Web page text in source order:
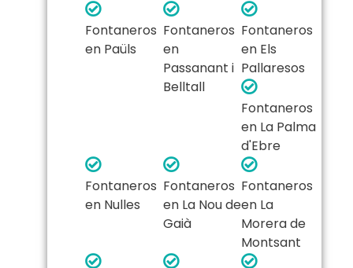
Fontaneros
en Paüls
Fontaneros
en
Passanant i
Belltall
Fontaneros
en Els
Pallaresos
Fontaneros
en La Palma
d'Ebre
Fontaneros
en Nulles
Fontaneros
en La Nou de
Gaià
Fontaneros
en La
Morera de
Montsant